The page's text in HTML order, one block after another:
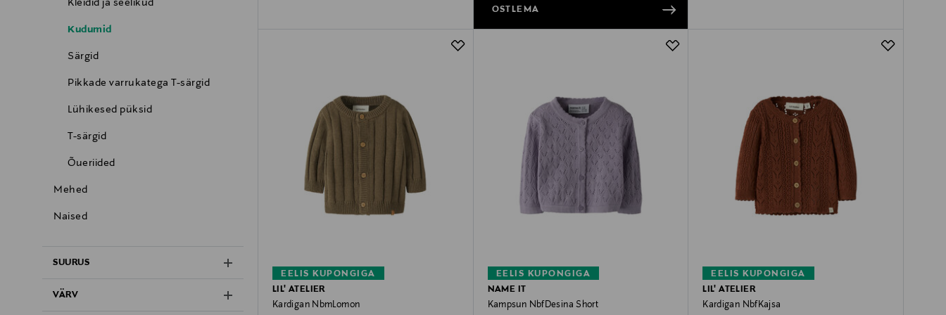
Kleidid ja seelikud
Kudumid
Särgid
Pikkade varrukatega T-särgid
Lühikesed püksid
T-särgid
Õueriided
Mehed
Naised
SUURUS
VÄRV
OSTLEMA
EELIS KUPONGIGA
LIL' ATELIER
Kardigan NbmLomon
EELIS KUPONGIGA
NAME IT
Kampsun NbfDesina Short
EELIS KUPONGIGA
LIL' ATELIER
Kardigan NbfKajsa